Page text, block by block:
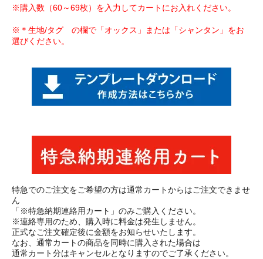
※購入数（60～69枚）を入力してカートにお入れください。
※＊生地/タグ の欄で「オックス」または「シャンタン」をお
選びください。
特急でのご注文をご希望の方は通常カートからはご注文できませ
ん
「※特急納期連絡用カート」のみご購入ください。
※連絡専用のため、購入時に料金は発生しません。
正式なご注文確定後に金額をお知らせいたします。
なお、通常カートの商品を同時に購入された場合は
通常カート分はキャンセルとなりますのでご了承ください。